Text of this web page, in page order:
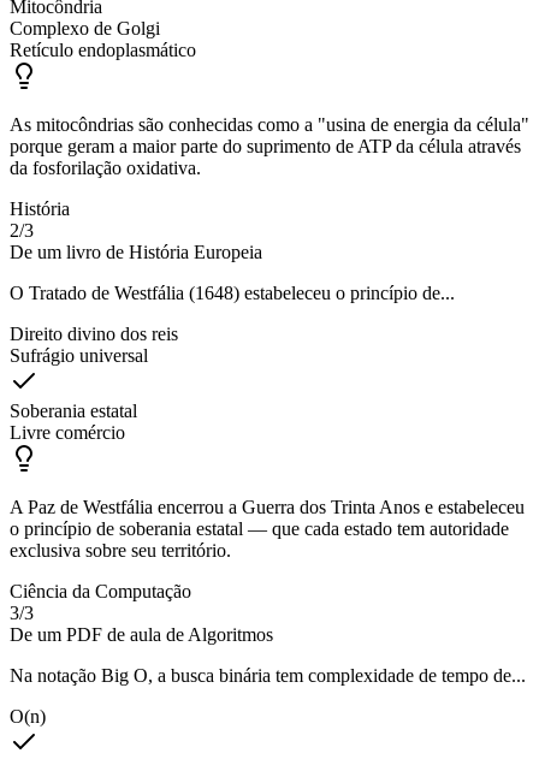
Mitocôndria
Complexo de Golgi
Retículo endoplasmático
As mitocôndrias são conhecidas como a "usina de energia da célula"
porque geram a maior parte do suprimento de ATP da célula através
da fosforilação oxidativa.
História
2/3
De um livro de História Europeia
O Tratado de Westfália (1648) estabeleceu o princípio de...
Direito divino dos reis
Sufrágio universal
Soberania estatal
Livre comércio
A Paz de Westfália encerrou a Guerra dos Trinta Anos e estabeleceu
o princípio de soberania estatal — que cada estado tem autoridade
exclusiva sobre seu território.
Ciência da Computação
3/3
De um PDF de aula de Algoritmos
Na notação Big O, a busca binária tem complexidade de tempo de...
O(n)